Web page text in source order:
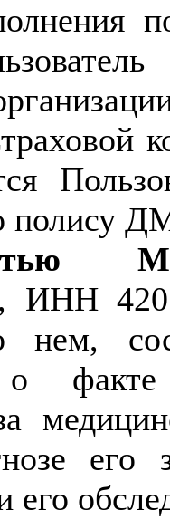
полису
ИНН
нем,
о
его
его